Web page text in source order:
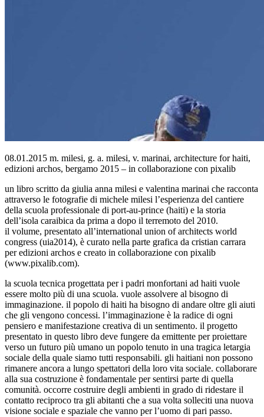
08.01.2015 m. milesi, g. a. milesi, v. marinai, architecture for haiti,
edizioni archos, bergamo 2015 – in collaborazione con pixalib
un libro scritto da giulia anna milesi e valentina marinai che racconta
attraverso le fotografie di michele milesi l’esperienza del cantiere
della scuola professionale di port-au-prince (haiti) e la storia
dell’isola caraibica da prima a dopo il terremoto del 2010.
il volume, presentato all’international union of architects world
congress (uia2014), è curato nella parte grafica da cristian carrara
per edizioni archos e creato in collaborazione con pixalib
(www.pixalib.com).
la scuola tecnica progettata per i padri monfortani ad haiti vuole
essere molto più di una scuola. vuole assolvere al bisogno di
immaginazione. il popolo di haiti ha bisogno di andare oltre gli aiuti
che gli vengono concessi. l’immaginazione è la radice di ogni
pensiero e manifestazione creativa di un sentimento. il progetto
presentato in questo libro deve fungere da emittente per proiettare
verso un futuro più umano un popolo tenuto in una tragica letargia
sociale della quale siamo tutti responsabili. gli haitiani non possono
rimanere ancora a lungo spettatori della loro vita sociale. collaborare
alla sua costruzione è fondamentale per sentirsi parte di quella
comunità. occorre costruire degli ambienti in grado di ridestare il
contatto reciproco tra gli abitanti che a sua volta solleciti una nuova
visione sociale e spaziale che vanno per l’uomo di pari passo.